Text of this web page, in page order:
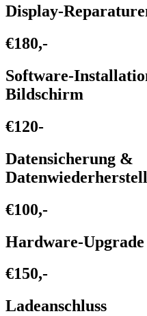
Display-
€180,-
Software-
Bildschirm
€120-
Datensicherung &
€100,-
Hardware-
€150,-
Ladeanschluss